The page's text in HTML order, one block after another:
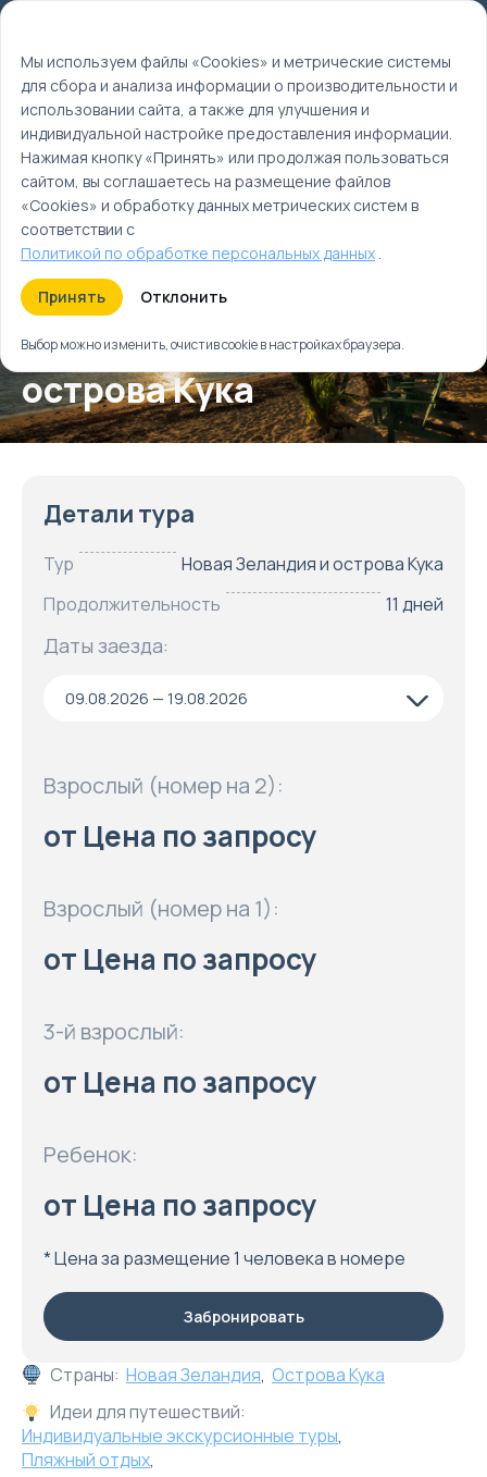
Главная
Туры
Новая Зеландия и острова Кука
Новая Зеландия и
острова Кука
Страны: Новая Зеландия, Острова Кука
Идеи для путешествий:
Индивидуальные экскурсионные туры,
Пляжный отдых,
Детали тура
Тур
Новая Зеландия и острова Кука
Продолжительность
11 дней
Даты заезда:
09.08.2026 — 19.08.2026
Взрослый (номер на 2):
от Цена по запросу
Взрослый (номер на 1):
от Цена по запросу
3-й взрослый:
от Цена по запросу
Ребенок:
от Цена по запросу
* Цена за размещение 1 человека в номере
Забронировать
Мы используем файлы «Cookies» и метрические системы
для сбора и анализа информации о производительности и
использовании сайта, а также для улучшения и
индивидуальной настройке предоставления информации.
Нажимая кнопку «Принять» или продолжая пользоваться
сайтом, вы соглашаетесь на размещение файлов
«Cookies» и обработку данных метрических систем в
соответствии с
Политикой по обработке персональных данных.
Принять Отклонить
Выбор можно изменить, очистив cookie в настройках браузера.